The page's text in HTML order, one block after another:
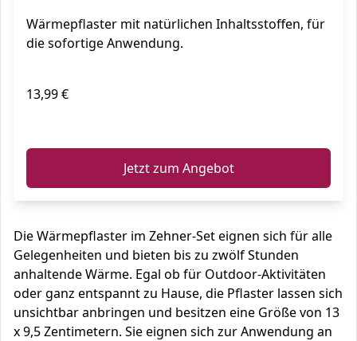
Wärmepflaster mit natürlichen Inhaltsstoffen, für
die sofortige Anwendung.
13,99 €
Jetzt zum Angebot
Die Wärmepflaster im Zehner-Set eignen sich für alle
Gelegenheiten und bieten bis zu zwölf Stunden
anhaltende Wärme. Egal ob für Outdoor-Aktivitäten
oder ganz entspannt zu Hause, die Pflaster lassen sich
unsichtbar anbringen und besitzen eine Größe von 13
x 9,5 Zentimetern. Sie eignen sich zur Anwendung an